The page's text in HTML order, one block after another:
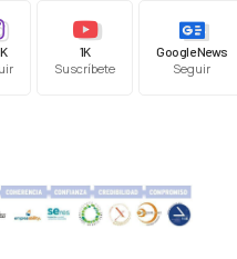
1K
Suscríbete
Google News
Seguir